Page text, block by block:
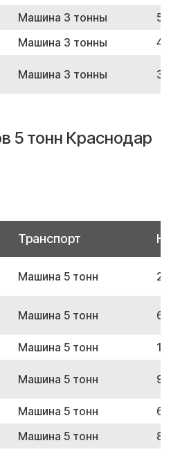
Машина 3 тонны
Машина 3 тонны
Машина 3 тонны
5 тонн Краснодар
Транспорт
Машина 5 тонн
Машина 5 тонн
Машина 5 тонн
Машина 5 тонн
Машина 5 тонн
Машина 5 тонн